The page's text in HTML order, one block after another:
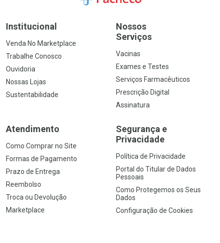
Institucional
Venda No Marketplace
Trabalhe Conosco
Ouvidoria
Nossas Lojas
Sustentabilidade
Nossos
Serviços
Vacinas
Exames e Testes
Serviços Farmacêuticos
Prescrição Digital
Assinatura
Atendimento
Como Comprar no Site
Formas de Pagamento
Prazo de Entrega
Reembolso
Troca ou Devolução
Marketplace
Segurança e
Privacidade
Política de Privacidade
Portal do Titular de Dados
Pessoais
Como Protegemos os Seus
Dados
Configuração de Cookies